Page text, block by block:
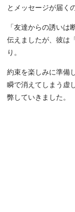
とメッセージが届く
「友達からの誘い
伝えましたが、彼は
り。
約束を楽しみに準備
瞬で消えてしまう虚
弊していきました。